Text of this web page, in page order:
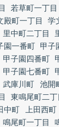
若草町一丁目
殿町一丁目
学
里中町二丁目
園一番町
甲子
甲子園四番町
甲子園七番町
武庫川町
池開
東鳴尾町二丁
中町 上田西町
鳴尾町一丁目